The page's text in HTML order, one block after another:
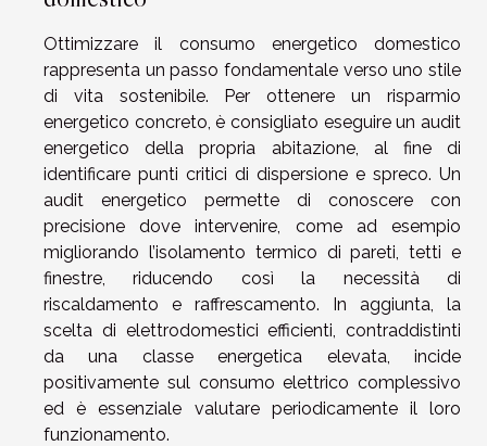
Ottimizzare il consumo energetico domestico
rappresenta un passo fondamentale verso uno stile
di vita sostenibile. Per ottenere un risparmio
energetico concreto, è consigliato eseguire un audit
energetico della propria abitazione, al fine di
identificare punti critici di dispersione e spreco. Un
audit energetico permette di conoscere con
precisione dove intervenire, come ad esempio
migliorando l’isolamento termico di pareti, tetti e
finestre, riducendo così la necessità di
riscaldamento e raffrescamento. In aggiunta, la
scelta di elettrodomestici efficienti, contraddistinti
da una classe energetica elevata, incide
positivamente sul consumo elettrico complessivo
ed è essenziale valutare periodicamente il loro
funzionamento.